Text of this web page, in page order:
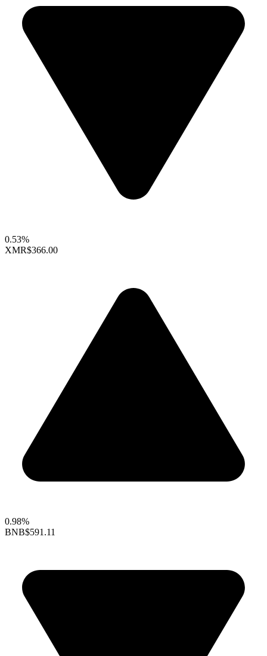
0.53%
XMR$366.00
0.98%
BNB$591.11